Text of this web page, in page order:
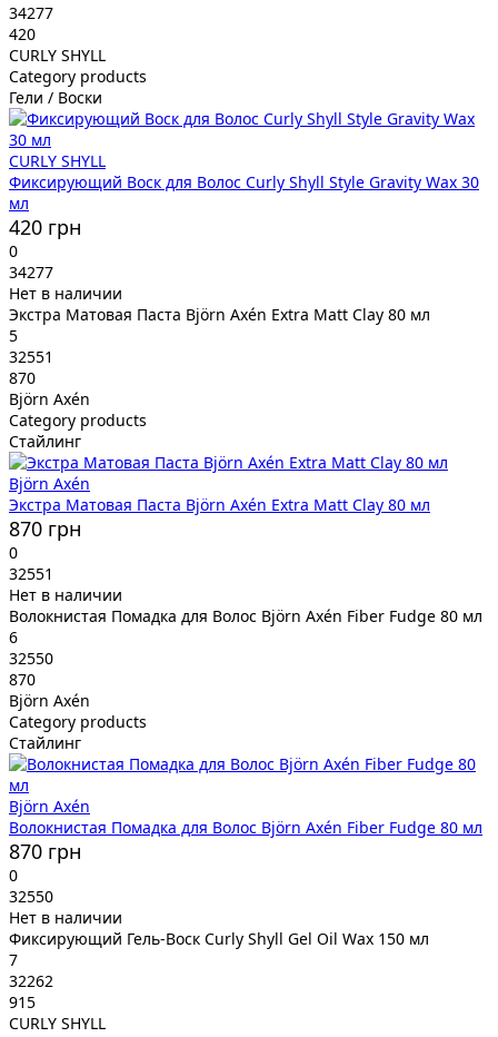
34277
420
CURLY SHYLL
Category products
Гели / Воски
CURLY SHYLL
Фиксирующий Воск для Волос Curly Shyll Style Gravity Wax 30
мл
420 грн
0
34277
Нет в наличии
Экстра Матовая Паста Björn Axén Extra Matt Clay 80 мл
5
32551
870
Björn Axén
Category products
Стайлинг
Björn Axén
Экстра Матовая Паста Björn Axén Extra Matt Clay 80 мл
870 грн
0
32551
Нет в наличии
Волокнистая Помадка для Волос Björn Axén Fiber Fudge 80 мл
6
32550
870
Björn Axén
Category products
Стайлинг
Björn Axén
Волокнистая Помадка для Волос Björn Axén Fiber Fudge 80 мл
870 грн
0
32550
Нет в наличии
Фиксирующий Гель-Воск Curly Shyll Gel Oil Wax 150 мл
7
32262
915
CURLY SHYLL